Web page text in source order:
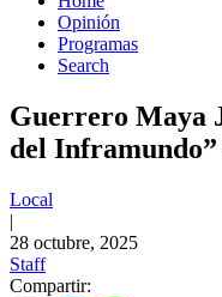
Opinión
Programas
Search
Guerrero Maya
del
Local
|
28 octubre, 2025
Staff
Compartir: